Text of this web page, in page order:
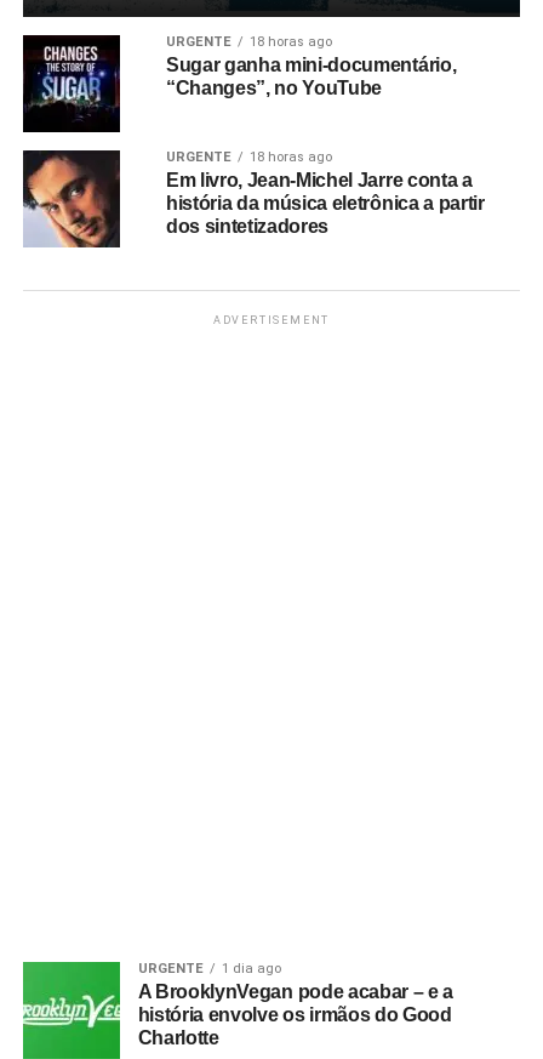
URGENTE 18 horas ago
Sugar ganha mini-documentário,
“Changes”, no YouTube
URGENTE 18 horas ago
Em livro, Jean-Michel Jarre conta a
história da música eletrônica a partir
dos sintetizadores
ADVERTISEMENT
URGENTE 1 dia ago
A BrooklynVegan pode acabar – e a
história envolve os irmãos do Good
Charlotte